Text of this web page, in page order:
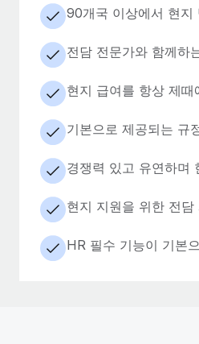
90개국 이상에서 현지
전담 전문가와 함께하
현지 급여를 항상 제때
기본으로 제공되는 규
경쟁력 있고 유연하며
현지 지원을 위한 전담
HR 필수 기능이 기본